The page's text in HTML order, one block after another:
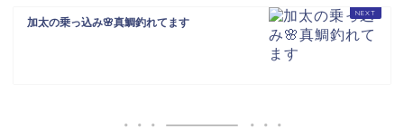
加太の乗っ込み🌸真鯛釣れてます